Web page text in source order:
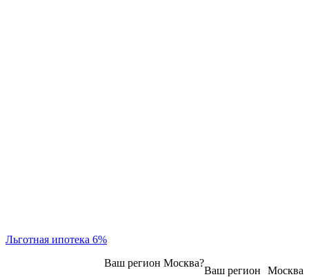
Льготная ипотека 6%
Москва
Ваш регион
Ваш регион Москва?